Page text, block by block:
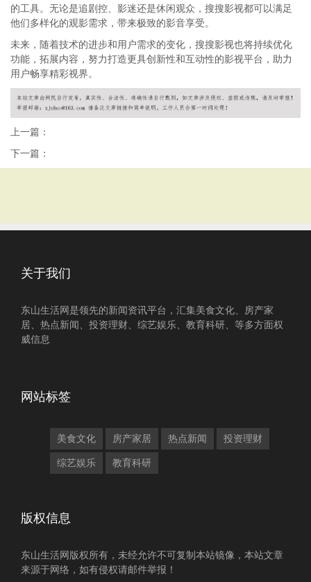
的工具。无论是追剧控、影迷还是休闲观众，搜搜影视都可以满足
他们多样化的观影需求，带来极致的影音享受。
未来，随着技术的进步和用户需求的变化，搜搜影视也将持续优化
功能，拓展内容，努力打造更具创新性和互动性的影视平台，助力
用户畅享精彩视界。
上一篇：
下一篇：
关于我们
东山生活网是领先的新闻资讯平台，汇集美食文化、房产家
居、热点新闻、投资理财、综艺娱乐、教育科研、等多方面权
威信息
网站标签
美食文化 房产家居 热点新闻 投资理财
综艺娱乐 教育科研
版权信息
东山生活网版权所有，未经允许不可复制本站镜像，本站文章
来源于网络，如有侵权请邮件举报！